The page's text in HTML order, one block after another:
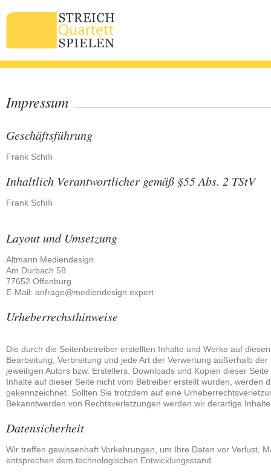
Impressum
Geschäftsführung
Frank Schilli
Inhaltlich Verantwortlicher gemäß §55 Abs. 2 TStV
Frank Schilli
Layout und Umsetzung
Altmann Mediendesign
Am Durbach 58
77652 Offenburg
E-Mail: anfrage@mediendesign.expert
Urheberrechsthinweise
Die durch die Seitenbetreiber erstellten Inhalte und Werke auf
Bearbeitung, Verbreitung und jede Art der Verwertung außerhalb
jeweiligen Autors bzw. Erstellers. Downloads und Kopien dieser
Inhalte auf dieser Seite nicht vom Betreiber erstellt wurden,
gekennzeichnet. Sollten Sie trotzdem auf eine
Bekanntwerden von Rechtsverletzungen werden wir derartige
Datensicherheit
Wir treffen gewissenhaft Vorkehrungen, um Ihre Daten vor Verlust,
entsprechen dem technologischen Entwicklungsstand.